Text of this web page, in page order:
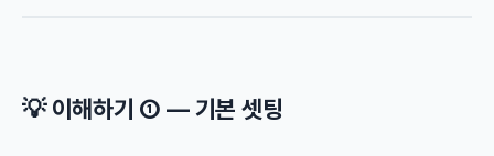
💡 이해하기 ① — 기본 셋팅